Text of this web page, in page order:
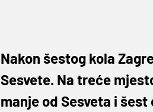
Nakon šestog kola
Sesvete. Na treće
manje od Sesveta i šest